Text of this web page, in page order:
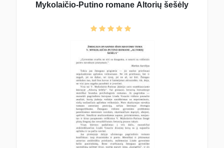
Mykolaičio-Putino romane Altorių šešėly